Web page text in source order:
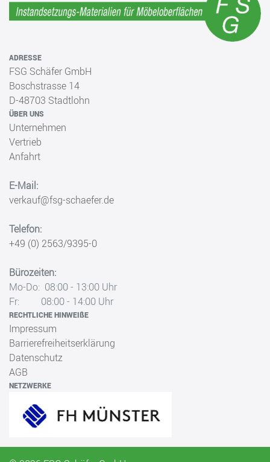
ADRESSE
FSG Schäfer GmbH
Boschstrasse 14
D-48703 Stadtlohn
ÜBER UNS
Unternehmen
Vertrieb
Anfahrt
E-Mail:
verkauf@fsg-schaefer.de
Telefon:
+49 (0) 2563/9395-0
Bürozeiten:
Mo-Do: 08:00 - 13:00 Uhr
Fr: 08:00 - 14:00 Uhr
RECHTLICHE HINWEIßE
Impressum
Barrierefreiheitserklärung
Datenschutz
AGB
NETZWERKE